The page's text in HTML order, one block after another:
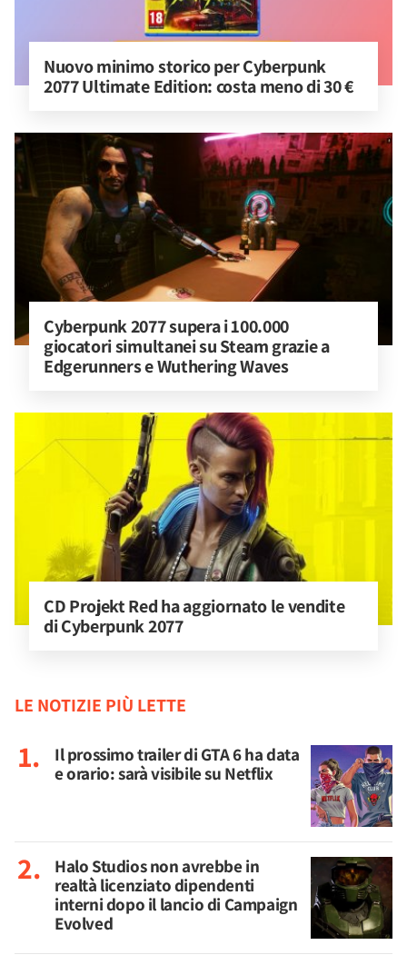
Nuovo minimo storico per Cyberpunk
2077 Ultimate Edition: costa meno di 30 €
Cyberpunk 2077 supera i 100.000
giocatori simultanei su Steam grazie a
Edgerunners e Wuthering Waves
CD Projekt Red ha aggiornato le vendite
di Cyberpunk 2077
LE NOTIZIE PIÙ LETTE
Il prossimo trailer di GTA 6 ha data
e orario: sarà visibile su Netflix
Halo Studios non avrebbe in
realtà licenziato dipendenti
interni dopo il lancio di Campaign
Evolved